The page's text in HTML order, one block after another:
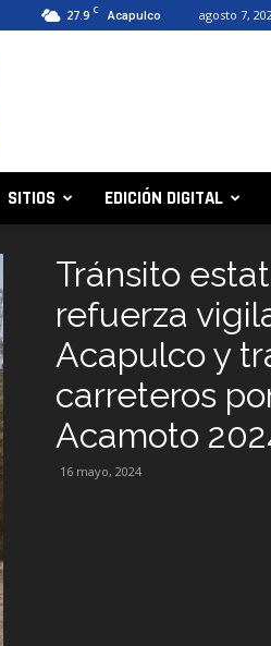
27.9 C Acapulco agosto 7,
SITIOS EDICIÓN DIGITAL
Tránsito
refuerza
Acapulco y
carreteros
Acamoto
16 mayo, 2024